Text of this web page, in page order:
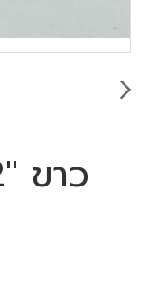
ขาว